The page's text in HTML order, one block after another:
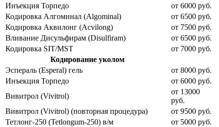
Инъекция Торпедо
от 6000 руб.
Кодировка Алгоминал (Algominal)
от 6500 руб.
Кодировка Аквилонг (Acvilong)
от 7500 руб.
Вливание Дисульфирам (Disulfiram)
от 6500 руб.
Кодировка SIT/MST
от 7000 руб.
Кодирование уколом
Эспераль (Esperal) гель
от 8000 руб.
Инъекция Торпедо
от 6000 руб.
Вивитрол (Vivitrol)
от 13000
руб.
Вивитрол (Vivitrol) (повторная процедура)
от 9500 руб.
Тетлонг-250 (Tetlongum-250) в/м
от 5000 руб.